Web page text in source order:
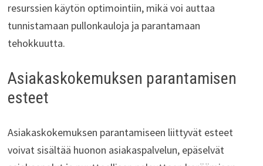
resurssien käytön optimointiin, mikä voi auttaa
tunnistamaan pullonkauloja ja parantamaan
tehokkuutta.
Asiakaskokemuksen parantamisen
esteet
Asiakaskokemuksen parantamiseen liittyvät esteet
voivat sisältää huonon asiakaspalvelun, epäselvät